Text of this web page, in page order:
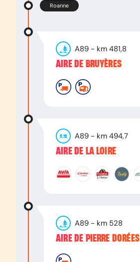
Roanne
A89 - km 481,8
AIRE DE BRUYÈRES
A89 - km 494,7
AIRE DE LA LOIRE
A89 - km 528
AIRE DE PIERRE DORÉES